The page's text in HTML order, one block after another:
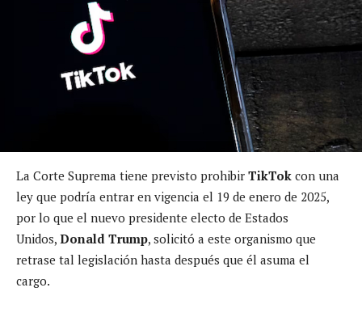
La Corte Suprema tiene previsto prohibir TikTok con una
ley que podría entrar en vigencia el 19 de enero de 2025,
por lo que el nuevo presidente electo de Estados
Unidos, Donald Trump, solicitó a este organismo que
retrase tal legislación hasta después que él asuma el
cargo.